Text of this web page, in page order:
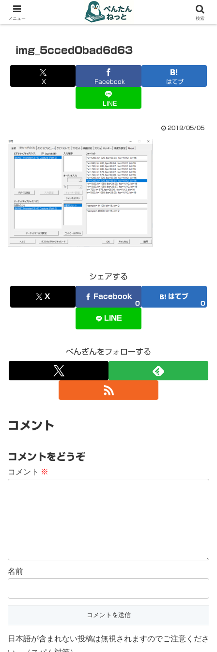
PCやガジェットの備忘録
img_5cced0bad6d63
X Facebook はてブ
LINE
2019/05/05
シェアする
X Facebook
0
はてブ
0
LINE
ぺんぎんをフォローする
コメント
コメントをどうぞ
コメント ※
名前
日本語が含まれない投稿は無視されますのでご注意くださ
メニュー 検索